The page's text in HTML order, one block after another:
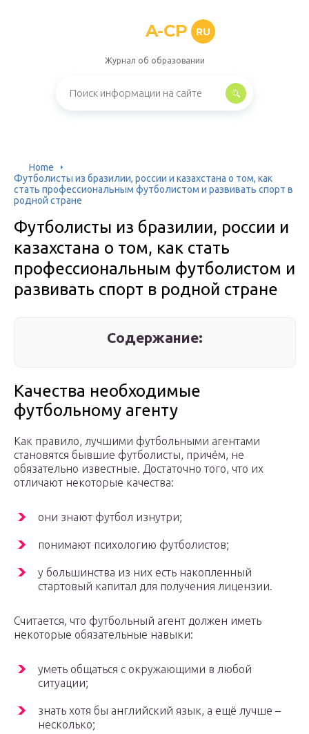
A-CP RU
Журнал об образовании
Home
Футболисты из бразилии, россии и казахстана о том, как
стать профессиональным футболистом и развивать спорт в
родной стране
Футболисты из бразилии, россии и
казахстана о том, как стать
профессиональным футболистом и
развивать спорт в родной стране
Содержание:
Качества необходимые
футбольному агенту
Как правило, лучшими футбольными агентами
становятся бывшие футболисты, причём, не
обязательно известные. Достаточно того, что их
отличают некоторые качества:
они знают футбол изнутри;
понимают психологию футболистов;
у большинства из них есть накопленный
стартовый капитал для получения лицензии.
Считается, что футбольный агент должен иметь
некоторые обязательные навыки:
уметь общаться с окружающими в любой
ситуации;
знать хотя бы английский язык, а ещё лучше –
несколько;